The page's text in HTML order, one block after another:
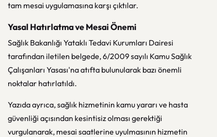
tam mesai uygulamasına karşı çıktılar.
Yasal Hatırlatma ve Mesai Önemi
Sağlık Bakanlığı Yataklı Tedavi Kurumları Dairesi
tarafından iletilen belgede, 6/2009 sayılı Kamu Sağlık
Çalışanları Yasası'na atıfta bulunularak bazı önemli
noktalar hatırlatıldı.
Yazıda ayrıca, sağlık hizmetinin kamu yararı ve hasta
güvenliği açısından kesintisiz olması gerektiği
vurgulanarak, mesai saatlerine uyulmasının hizmetin